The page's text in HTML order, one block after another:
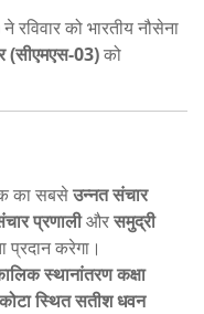
ने रविवार को भारतीय नौसेना
03)को
का सबसेउन्नत संचार
प्रणालीऔरसमुद्री
प्रदान करेगा।
स्थानांतरण कक्षा
स्थित सतीश धवन